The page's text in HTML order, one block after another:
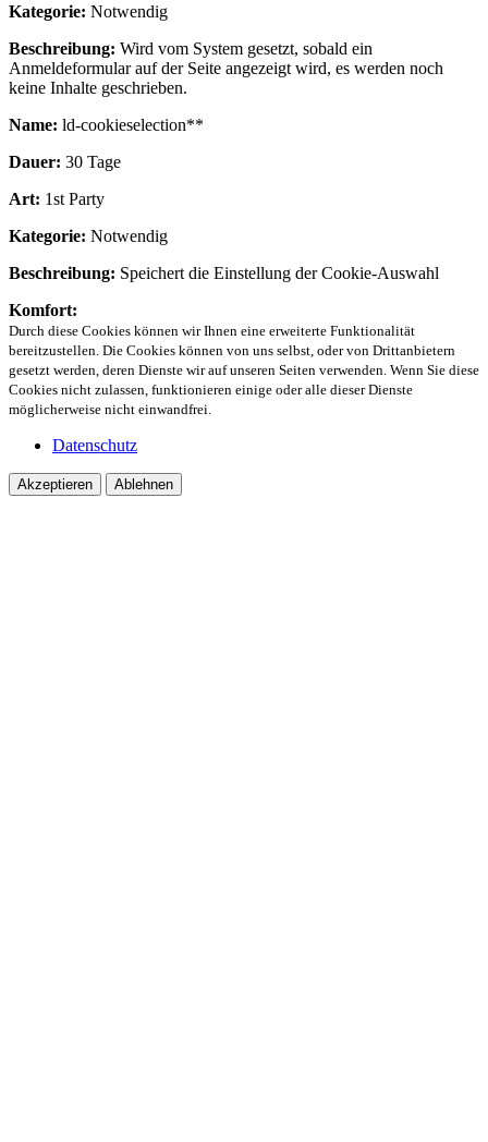
Kategorie: Notwendig
Beschreibung: Wird vom System gesetzt, sobald ein
Anmeldeformular auf der Seite angezeigt wird, es werden noch
keine Inhalte geschrieben.
Name: ld-cookieselection**
Dauer: 30 Tage
Art: 1st Party
Kategorie: Notwendig
Beschreibung: Speichert die Einstellung der Cookie-Auswahl
Komfort:
Durch diese Cookies können wir Ihnen eine erweiterte Funktionalität
bereitzustellen. Die Cookies können von uns selbst, oder von Drittanbietern
gesetzt werden, deren Dienste wir auf unseren Seiten verwenden. Wenn Sie diese
Cookies nicht zulassen, funktionieren einige oder alle dieser Dienste
möglicherweise nicht einwandfrei.
Datenschutz
Akzeptieren Ablehnen